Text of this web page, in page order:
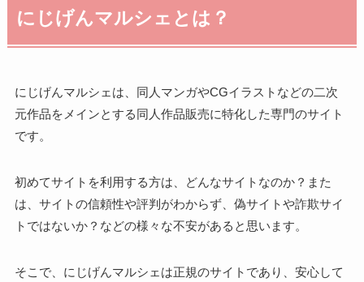
にじげんマルシェとは？
にじげんマルシェは、同人マンガやCGイラストなどの二次
元作品をメインとする同人作品販売に特化した専門のサイト
です。
初めてサイトを利用する方は、どんなサイトなのか？また
は、サイトの信頼性や評判がわからず、偽サイトや詐欺サイ
トではないか？などの様々な不安があると思います。
そこで、にじげんマルシェは正規のサイトであり、安心して